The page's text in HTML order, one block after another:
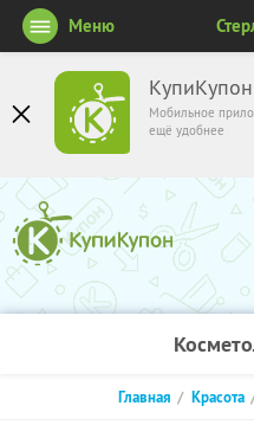
КупиКупон
Мобильное
ещё удобнее
Меню
Главная Красота